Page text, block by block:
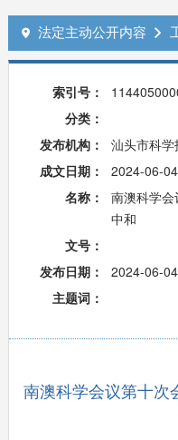
 法定主动公开内容 
索引号：
分类：
发布机构：
汕头市科学
成文日期：
2024-06-04
名称：
南澳科学
中和
文号：
发布日期：
2024-06-04
主题词：
南澳科学会议第十次